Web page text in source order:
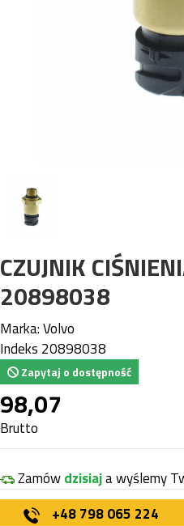
CZUJNIK
20898038
Marka:Volvo
Indeks 20898038
Zapytaj o dostępność
98,07
Brutto
Zamówdzisiaja wyślemy
+48 798 065 224